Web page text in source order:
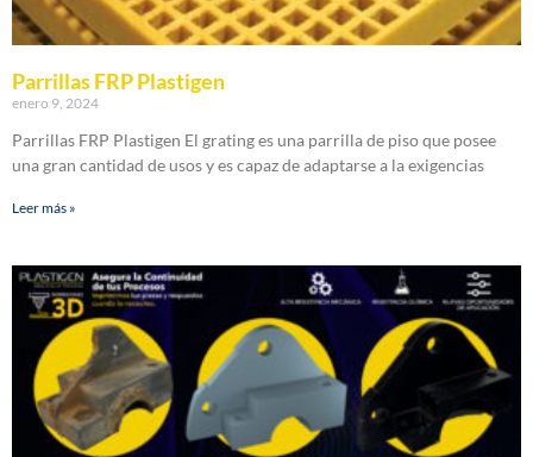
Parrillas FRP Plastigen
enero 9, 2024
Parrillas FRP Plastigen El grating es una parrilla de piso que posee
una gran cantidad de usos y es capaz de adaptarse a la exigencias
Leer más »